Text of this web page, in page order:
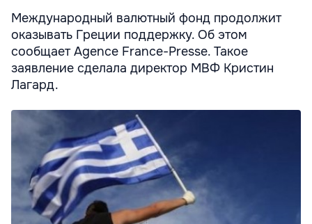
Международный валютный фонд продолжит
оказывать Греции поддержку. Об этом
сообщает Agence France-Presse. Такое
заявление сделала директор МВФ Кристин
Лагард.